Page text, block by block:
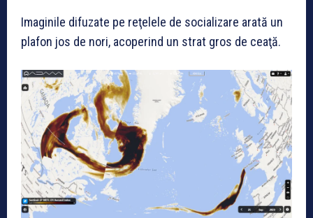
Imaginile difuzate pe reţelele de socializare arată un
plafon jos de nori, acoperind un strat gros de ceaţă.